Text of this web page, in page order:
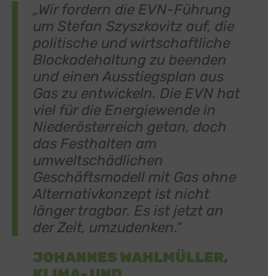
„Wir fordern die EVN-Führung
um Stefan Szyszkovitz auf, die
politische und wirtschaftliche
Blockadehaltung zu beenden
und einen Ausstiegsplan aus
Gas zu entwickeln. Die EVN hat
viel für die Energiewende in
Niederösterreich getan, doch
das Festhalten am
umweltschädlichen
Geschäftsmodell mit Gas ohne
Alternativkonzept ist nicht
länger tragbar. Es ist jetzt an
der Zeit, umzudenken.“
JOHANNES WAHLMÜLLER,